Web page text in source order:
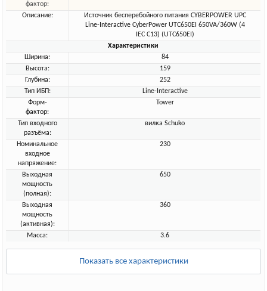
фактор:
Описание:
Источник бесперебойного питания CYBERPOWER UPC
Line-Interactive CyberPower UTC650EI 650VA/360W (4
IEC С13) (UTC650EI)
Характеристики
Ширина:
84
Высота:
159
Глубина:
252
Тип ИБП:
Line-Interactive
Форм-
фактор:
Tower
Тип входного
разъёма:
вилка Schuko
Номинальное
входное
напряжение:
230
Выходная
мощность
(полная):
650
Выходная
мощность
(активная):
360
Масса: 3.6
Показать все характеристики